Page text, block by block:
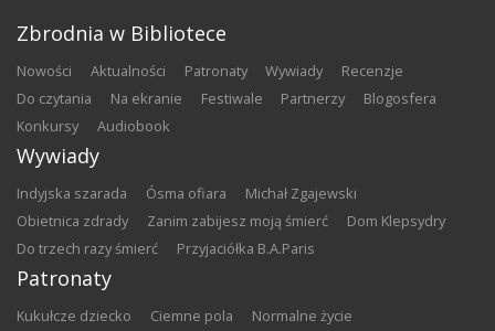
Zbrodnia w Bibliotece
nowości aktualności patronaty wywiady
recenzje
do czytania
na ekranie festiwale partnerzy
blogosfera
konkursy
audiobook
Wywiady
Indyjska szarada Ósma ofiara
Michał Zgajewski
Obietnica zdrady
Zanim zabijesz moją śmierć
Dom Klepsydry
Do trzech razy śmierć
Przyjaciółka B.A.Paris
Patronaty
Kukułcze dziecko Ciemne pola
Normalne życie